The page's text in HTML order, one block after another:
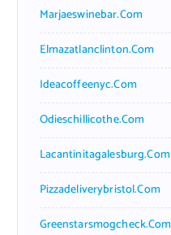
Marjaeswinebar.com
Elmazatlanclinton.com
Ideacoffeenyc.com
Odieschillicothe.com
Lacantinitagalesburg.com
Pizzadeliverybristol.com
Greenstarsmogcheck.com